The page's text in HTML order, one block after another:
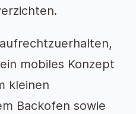
mobiles Konzept
kleinen
Backofen sowie